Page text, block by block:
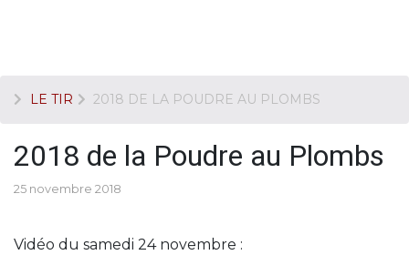
LE TIR 2018 DE LA POUDRE AU PLOMBS
2018 de la Poudre au Plombs
25 novembre 2018
Vidéo du samedi 24 novembre :